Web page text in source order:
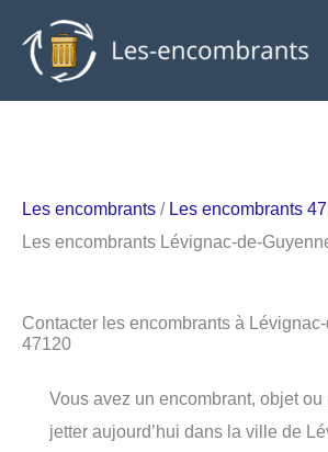
contenu
Les encombrants / Les encombrants
Les encombrants Lévignac-de-
Contacter les encombrants à
47120
Vous avez un encombrant, objet ou
jetter aujourd’hui dans la ville de